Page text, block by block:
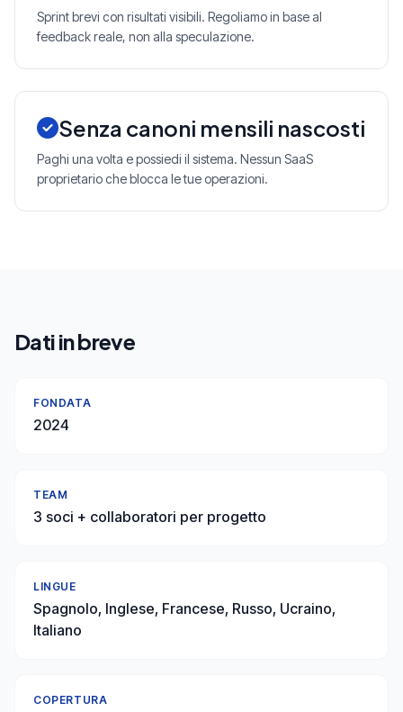
Sprint brevi con risultati visibili. Regoliamo in base al
feedback reale, non alla speculazione.
Senza canoni mensili nascosti
Paghi una volta e possiedi il sistema. Nessun SaaS
proprietario che blocca le tue operazioni.
Dati in breve
FONDATA
2024
TEAM
3 soci + collaboratori per progetto
LINGUE
Spagnolo, Inglese, Francese, Russo, Ucraino,
Italiano
COPERTURA